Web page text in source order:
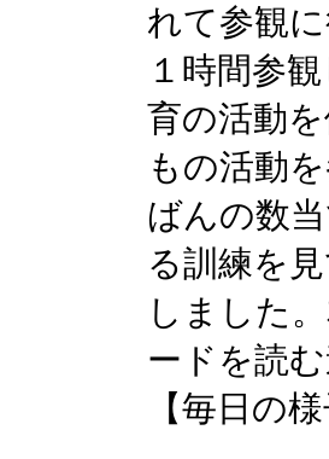
れて参観
１時間参
育の活動
もの活動
ばんの数
る訓練を
しました
ードを読
【毎日の